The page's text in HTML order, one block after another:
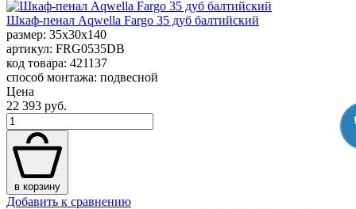
Шкаф-пенал Aqwella Fargo 35 дуб балтийский
размер: 35x30x140
артикул: FRG0535DB
код товара: 421137
способ монтажа: подвесной
Цена
22 393 руб.
в корзину
Добавить к сравнению